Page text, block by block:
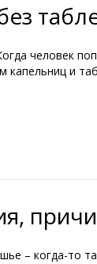
человек
капельниц и
– когда-то